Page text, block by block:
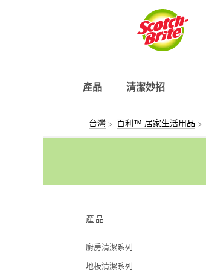
產品 清潔妙招
台灣 百利™ 居家生活用品
產品
廚房清潔系列
地板清潔系列